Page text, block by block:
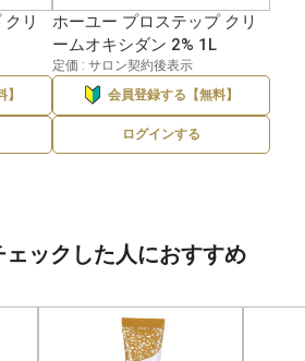
リ
ホーユー プロステップ クリ
ームオキシダン 2% 1L
定価 : サロン契約後表示
会員登録する【無料】
ログインする
ェックした人におすすめ